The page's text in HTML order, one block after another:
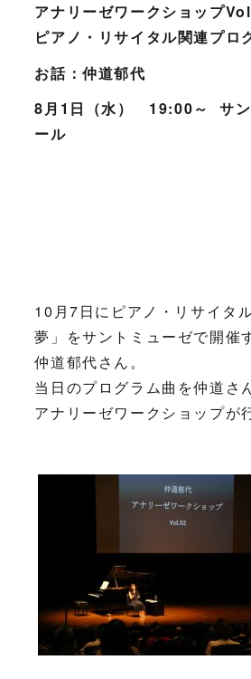
アナリーゼワークショップ
ピアノ・リサイタル関連プロ
お話：仲道郁代
8月1日（水） 19:00～ サン
ール
10月7日にピアノ・リサイタ
夢」をサントミューゼで開催
仲道郁代さん。
当日のプログラム曲を仲道さ
アナリーゼワークショップが